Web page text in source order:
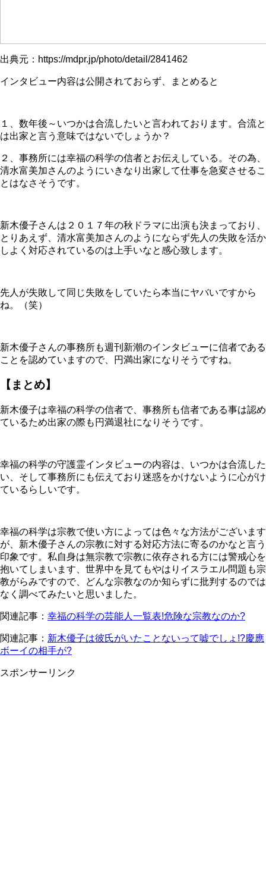
出典元：https://mdpr.jp/photo/detail/2841462
インタビュー内容は公開されておらず、まとめると
１、数年後～いつかは合流したいと言われております。合流と
は出家と言う意味ではないでしょうか？
２、事務所には幸福の科学の信者とお伝えしている。その為、
清水富美加さんのようにいきなり出家して仕事を急変させるこ
とはなさそうです。
新木優子さんは２０１７年の秋ドラマに出演も決まっており、
とりあえず、清水富美加さんのようにならず先人の失敗を活か
しよく対応されているのは上手いなと感心致します。
先人が失敗して同じ失敗をしていたら本当にヤバいですから
ね。（笑）
新木優子さんの事務所も週刊新潮のインタビューに信者である
ことを認めていますので、円満出家になりそうですね。
【まとめ】
新木優子は幸福の科学の信者で、事務所も信者である事は認め
ているため出家の際も円満退社になりそうです。
幸福の科学の守護霊インタビューの内容は、いつかは合流した
い、そして事務所にも伝えており迷惑をかけないように心がけ
ているらしいです。
幸福の科学は宗教で使い方によっては色々な方法がございます
が、新木優子さんの宗教に対する対応方法に寄るのかなと言う
印象です。私自身は無宗教で宗教に依存される方には警戒心を
抱いてしまいます、世界中を見てもやはりイスラエル問題も宗
教がらみですので、どんな宗教なのか知らずに批判するのでは
なく調べてみたいと思いました。
関連記事： 幸福の科学の芸能人一覧表!危険な宗教なのか?
関連記事： 新木優子は彼氏がいたことないって嘘でしょ!?慶應
ボーイの相手が?
スポンサーリンク